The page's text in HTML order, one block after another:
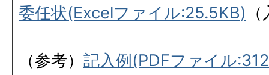
委任状(Excelファイル:25.5KB)
（参考） 記入例(PDFファイル